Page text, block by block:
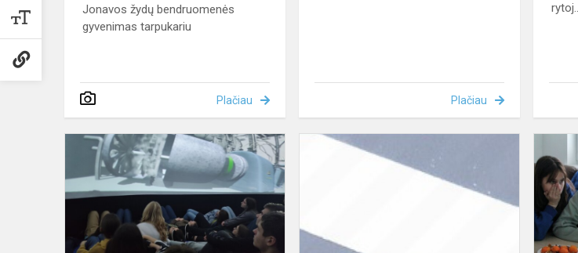
Jonavos žydų bendruomenės
gyvenimas tarpukariu
Plačiau Plačiau
STEM
projektas
KITAIP